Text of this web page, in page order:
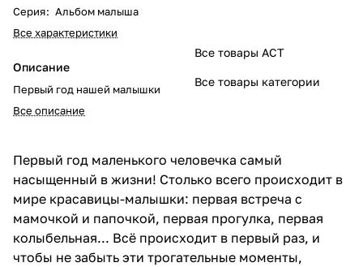
Серия: Альбом малыша
Все характеристики
Описание
Первый год нашей малышки
Все описание
Все товары АСТ
Все товары категории
Первый год маленького человечка самый
насыщенный в жизни! Столько всего происходит в
мире красавицы-малышки: первая встреча с
мамочкой и папочкой, первая прогулка, первая
колыбельная... Всё происходит в первый раз, и
чтобы не забыть эти трогательные моменты,